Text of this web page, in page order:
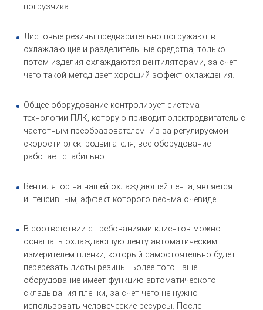
погрузчика.
Листовые резины предварительно погружают в
охлаждающие и разделительные средства, только
потом изделия охлаждаются вентиляторами, за счет
чего такой метод дает хороший эффект охлаждения.
Общее оборудование контролирует система
технологии ПЛК, которую приводит электродвигатель с
частотным преобразователем. Из-за регулируемой
скорости электродвигателя, все оборудование
работает стабильно.
Вентилятор на нашей охлаждающей лента, является
интенсивным, эффект которого весьма очевиден.
В соответствии с требованиями клиентов можно
оснащать охлаждающую ленту автоматическим
измерителем пленки, который самостоятельно будет
перерезать листы резины. Более того наше
оборудование имеет функцию автоматического
складывания пленки, за счет чего не нужно
использовать человеческие ресурсы. После